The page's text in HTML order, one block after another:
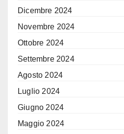
Dicembre 2024
Novembre 2024
Ottobre 2024
Settembre 2024
Agosto 2024
Luglio 2024
Giugno 2024
Maggio 2024